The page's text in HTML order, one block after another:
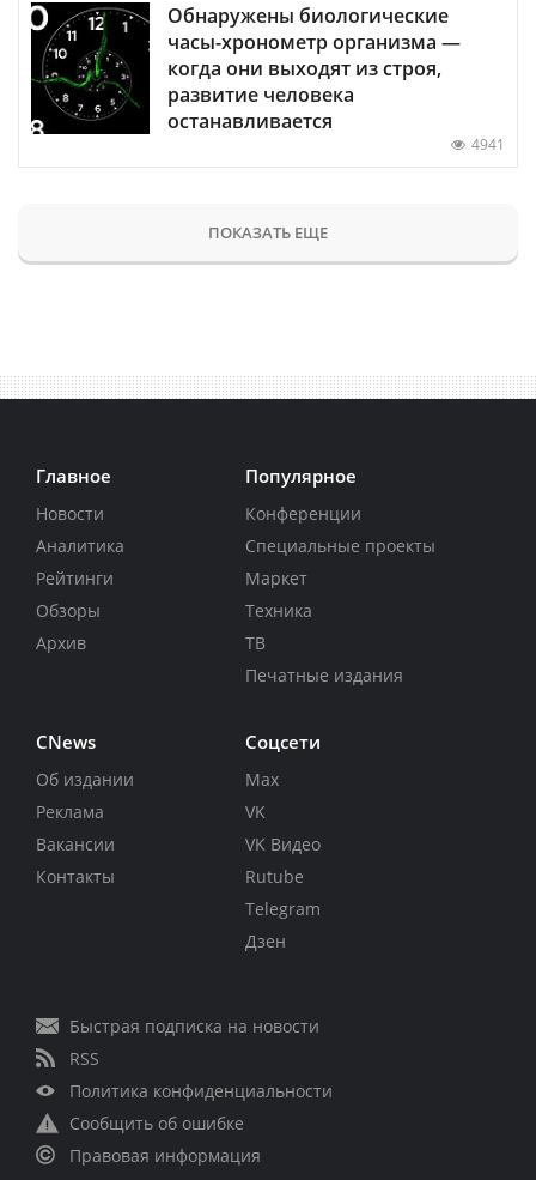
Обнаружены биологические
часы-хронометр организма —
когда они выходят из строя,
развитие человека
останавливается
4941
ПОКАЗАТЬ ЕЩЕ
Главное
Новости
Аналитика
Рейтинги
Обзоры
Архив
Популярное
Конференции
Специальные проекты
Маркет
Техника
ТВ
Печатные издания
CNews
Об издании
Реклама
Вакансии
Контакты
Соцсети
Max
VK
VK Видео
Rutube
Telegram
Дзен
Быстрая подписка на новости
RSS
Политика конфиденциальности
Сообщить об ошибке
Правовая информация